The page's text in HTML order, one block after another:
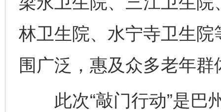
林卫生院、水宁寺卫生
围广泛，惠及众多老年群
此次“敲门行动”是巴